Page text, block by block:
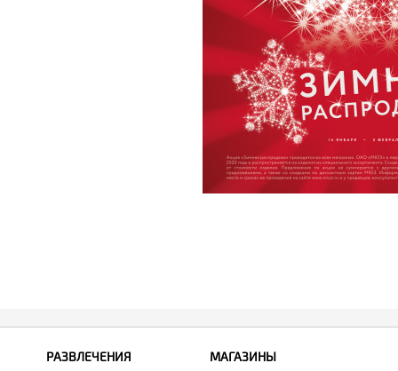
РАЗВЛЕЧЕНИЯ МАГАЗИНЫ